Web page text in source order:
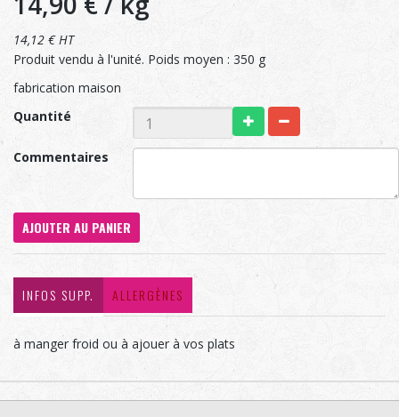
14,12 € HT
Produit vendu à l'unité. Poids moyen : 350 g
fabrication maison
Quantité
Commentaires
AJOUTER AU PANIER
INFOS SUPP. ALLERGÈNES
à manger froid ou à ajouer à vos plats